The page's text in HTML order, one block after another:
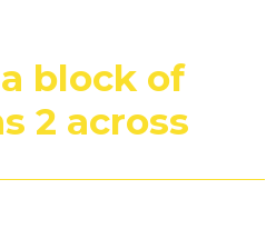
block of
2 across